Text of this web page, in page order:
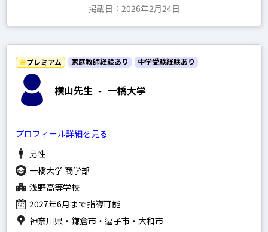
中学受験経験あり
高校受験経験あり
算数
国語
理科
社会
英語
掲載日：2026年2月24日
横山先生 - 一橋大学
プレミアム 家庭教師経験あり 中学受験経験あり
プロフィール詳細を見る
男性
一橋大学 商学部
浅野高等学校
2027年6月まで指導可能
神奈川県・鎌倉市・逗子市・大和市